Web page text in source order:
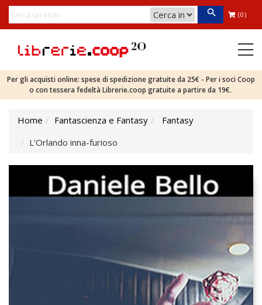
(0)
Per gli acquisti online: spese di spedizione gratuite da 25€ - Per i soci Coop
o con tessera fedeltà Librerie.coop gratuite a partire da 19€.
Home Fantascienza e Fantasy
Fantasy
L'Orlando inna-furioso